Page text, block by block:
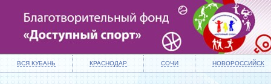
ВСЯ КУБАНЬ КРАСНОДАР СОЧИ НОВОРОССИЙСК